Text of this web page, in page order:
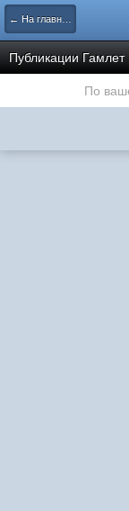
← На главную
Публикации Гамлет
По